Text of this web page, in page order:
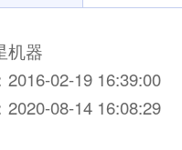
机器
02-19 16:39:00
08-14 16:08:29